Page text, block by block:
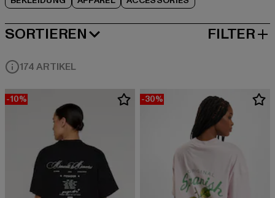
SORTIEREN
BELIEBTESTE FILTER
174 ARTIKEL
-10% -30%